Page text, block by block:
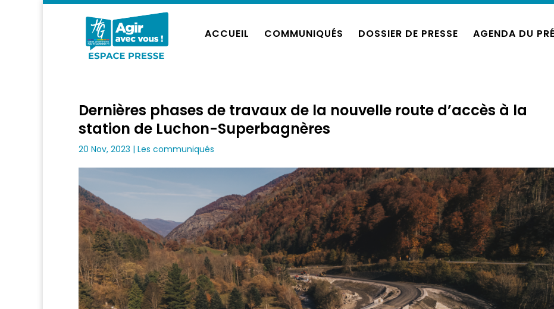
ACCUEIL COMMUNIQUÉS DOSSIER DE PRESSE AGENDA DU
Dernières phases de travaux de la nouvelle route d’accès à la
station de Luchon-Superbagnères
20 Nov, 2023 | Les communiqués